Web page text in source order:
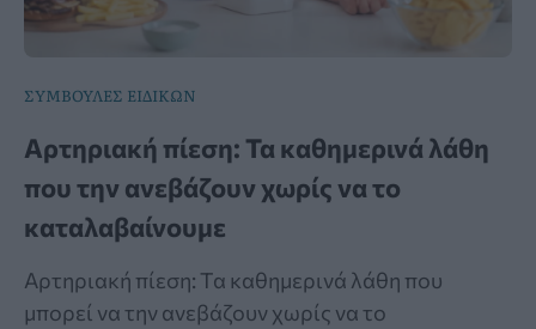
ΣΥΜΒΟΥΛΕΣ ΕΙΔΙΚΩΝ
Αρτηριακή πίεση: Τα καθημερινά λάθη
που την ανεβάζουν χωρίς να το
καταλαβαίνουμε
Αρτηριακή πίεση: Τα καθημερινά λάθη που
μπορεί να την ανεβάζουν χωρίς να το